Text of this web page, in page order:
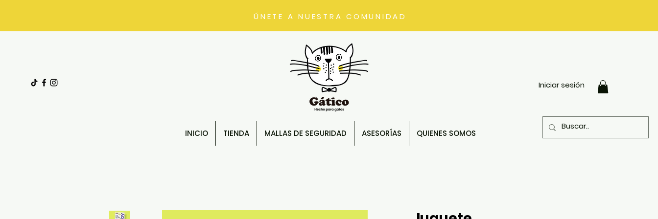
Iniciar sesión
ÚNETE A NUESTRA COMUNIDAD
INICIO TIENDA MALLAS DE SEGURIDAD ASESORÍAS QUIENES SOMOS